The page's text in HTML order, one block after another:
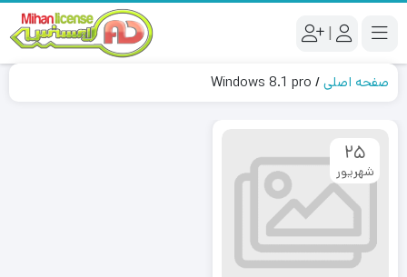
|
صفحه اصلی/
Windows 8.1 pro
25
شهریور